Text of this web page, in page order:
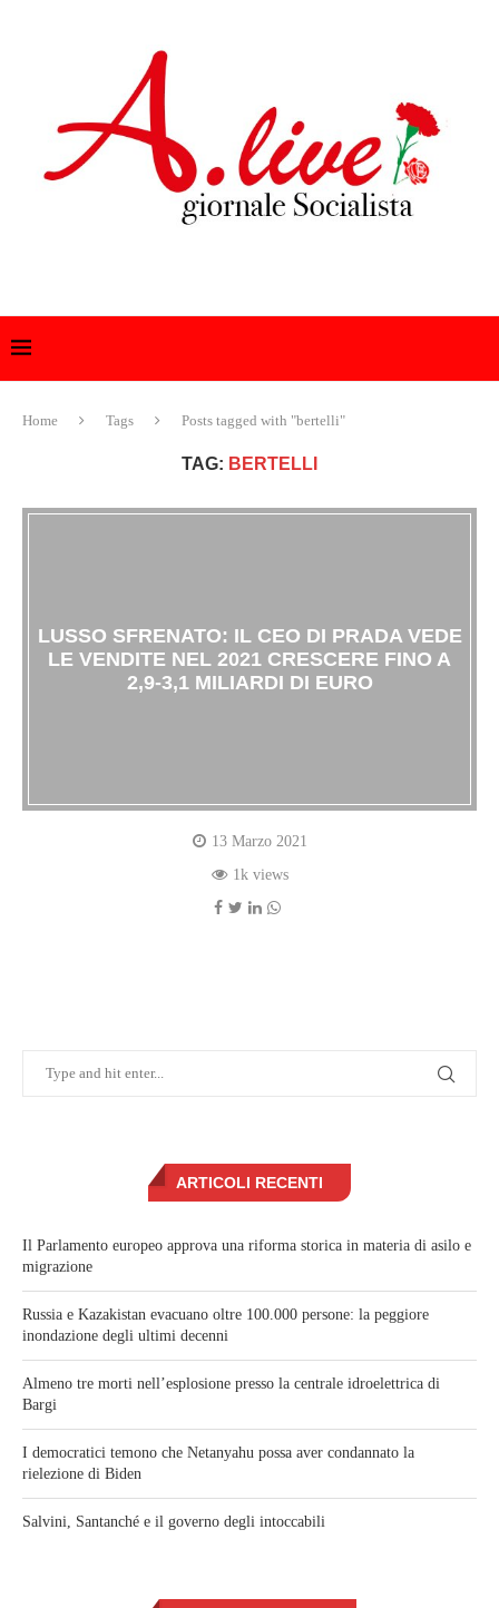
Home Tags Posts tagged with "bertelli"
TAG: BERTELLI
LUSSO SFRENATO: IL CEO DI PRADA VEDE
LE VENDITE NEL 2021 CRESCERE FINO A
2,9-3,1 MILIARDI DI EURO
13 Marzo 2021
1k views
ARTICOLI RECENTI
Il Parlamento europeo approva una riforma storica in materia di asilo e
migrazione
Russia e Kazakistan evacuano oltre 100.000 persone: la peggiore
inondazione degli ultimi decenni
Almeno tre morti nell’esplosione presso la centrale idroelettrica di
Bargi
I democratici temono che Netanyahu possa aver condannato la
rielezione di Biden
Salvini, Santanché e il governo degli intoccabili